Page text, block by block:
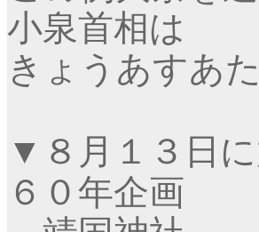
小泉首相は
きょうあすあ
▼ ８月１３日
６０年企画